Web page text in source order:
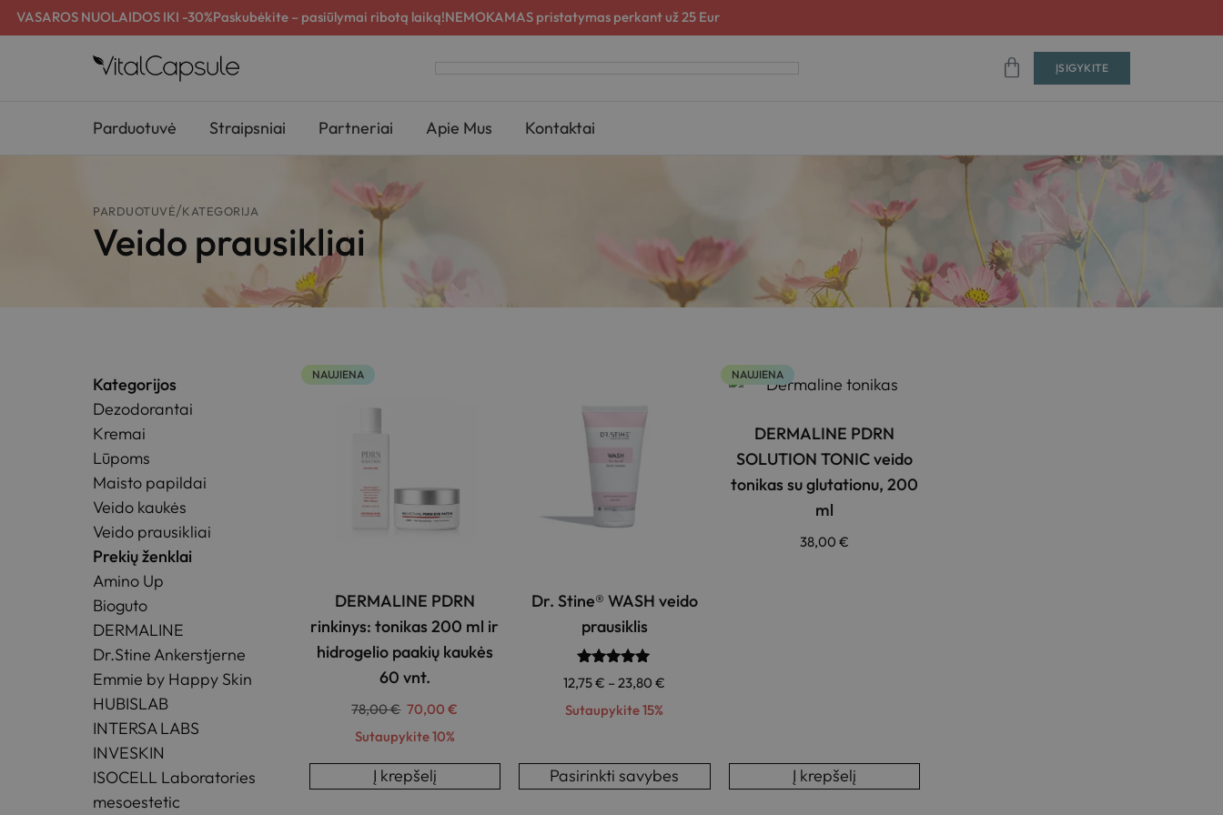
VASAROS NUOLAIDOS IKI -30%Paskubėkite – pasiūlymai ribotą laiką!NEMOKAMAS pristatymas perkant už 25 Eur
ĮSIGYKITE
Parduotuvė Straipsniai Partneriai Apie Mus Kontaktai
PARDUOTUVĖ KATEGORIJA
Veido prausikliai
Kategorijos
Dezodorantai
Kremai
Lūpoms
Maisto papildai
Veido kaukės
Veido prausikliai
Prekių ženklai
Amino Up
Bioguto
DERMALINE
Dr.Stine Ankerstjerne
Emmie by Happy Skin
HUBISLAB
INTERSA LABS
INVESKIN
ISOCELL Laboratories
mesoestetic
NAUJIENA
DERMALINE PDRN
rinkinys: tonikas 200 ml ir
hidrogelio paakių kaukės
60 vnt.
78,00€ 70,00€
Sutaupykite 10%
Į krepšelį
Dr. Stine® WASH veido
prausiklis
Įvertinimas:
5.00
iš 5
12,75€ –23,80€
Sutaupykite 15%
Pasirinkti savybes
NAUJIENA
DERMALINE PDRN
SOLUTION TONIC veido
tonikas su glutationu, 200
ml
38,00€
Į krepšelį